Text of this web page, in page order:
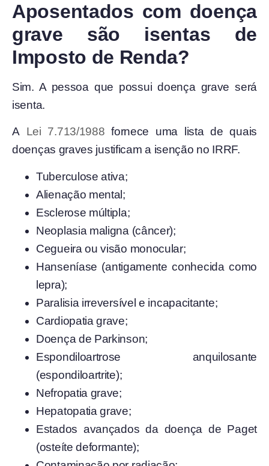
Aposentados com doença
grave são isentas de
Imposto de Renda?
Sim. A pessoa que possui doença grave será
isenta.
A Lei 7.713/1988 fornece uma lista de quais
doenças graves justificam a isenção no IRRF.
Tuberculose ativa;
Alienação mental;
Esclerose múltipla;
Neoplasia maligna (câncer);
Cegueira ou visão monocular;
Hanseníase (antigamente conhecida como
lepra);
Paralisia irreversível e incapacitante;
Cardiopatia grave;
Doença de Parkinson;
Espondiloartrose anquilosante
(espondiloartrite);
Nefropatia grave;
Hepatopatia grave;
Estados avançados da doença de Paget
(osteíte deformante);